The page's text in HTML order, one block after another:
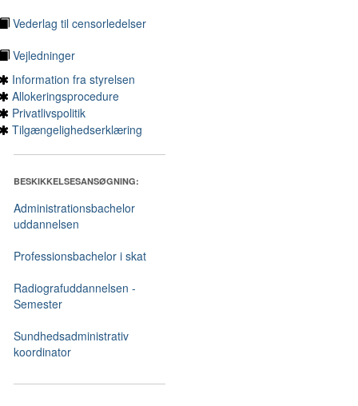
Vederlag til censorledelser
Vejledninger
Information fra styrelsen
Allokeringsprocedure
Privatlivspolitik
Tilgængelighedserklæring
BESKIKKELSESANSØGNING:
Administrationsbachelor
uddannelsen
Professionsbachelor i skat
Radiografuddannelsen -
Semester
Sundhedsadministrativ
koordinator